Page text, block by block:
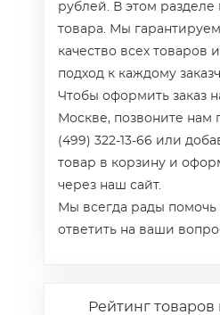
рублей. В этом разделе
товара. Мы
качество всех товаров
подход к каждому
Чтобы оформить заказ
Москве, позвоните нам
(499) 322-13-66 или
товар в корзину и
через наш сайт.
Мы всегда рады
ответить на ваши
Рейтинг товаров